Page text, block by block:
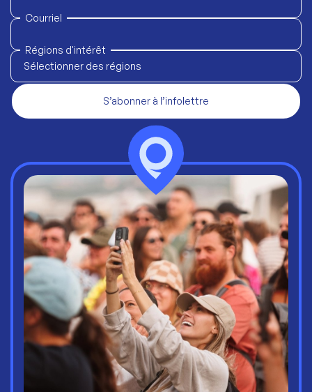
Courriel
Régions d'intérêt
Sélectionner des régions
S’abonner à l’infolettre